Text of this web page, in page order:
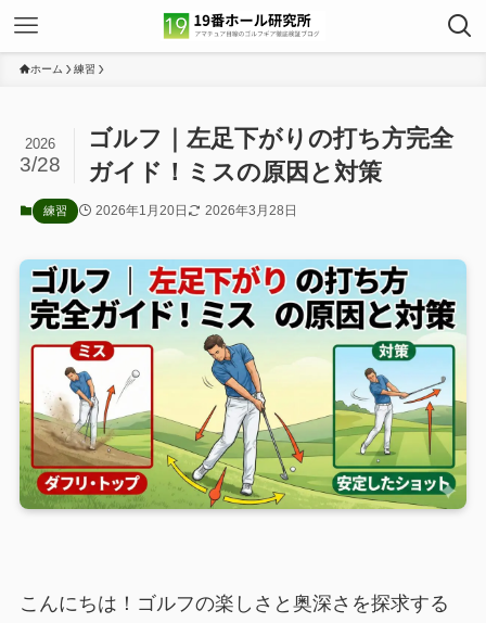
ホーム 練習
ゴルフ｜左足下がりの打ち方完全
ガイド！ミスの原因と対策
2026
3/28
練習 2026年1月20日 2026年3月28日
こんにちは！ゴルフの楽しさと奥深さを探求する